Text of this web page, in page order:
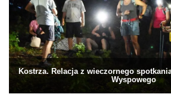
Kostrza. Relacja z wieczornego
Wyspowego